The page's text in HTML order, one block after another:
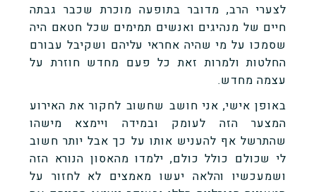
לצערי הרב, מדובר בתופעה מוכרת שכבר גבתה
חיים של מנהיגים ואנשים תמימים שכל חטאם היה
שסמכו על מי שהיה אחראי עליהם ושקיבל עבורם
החלטות ולמרות זאת כל פעם מחדש חוזרת על
עצמה מחדש.
באופן אישי, אני חושב שחשוב לחקור את האירוע
המצער הזה לעומק ובמידה ויימצא מישהו
שהתרשל אף להעניש אותו על כך אבל יותר חשוב
לי שכולם כולל כולם, ילמדו מהאסון הנורא הזה
ושמעכשיו והלאה יעשו מאמצים לא לחזור על